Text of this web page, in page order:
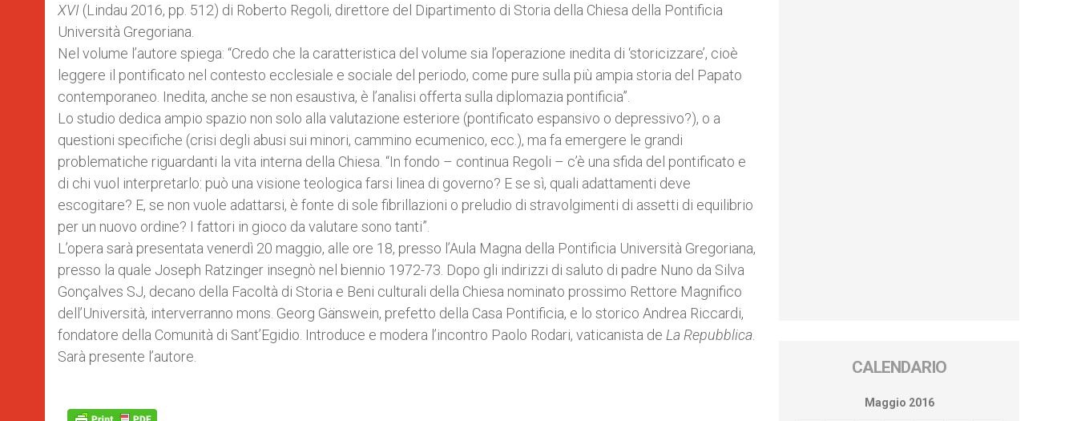
XVI (Lindau 2016, pp. 512) di Roberto Regoli, direttore del Dipartimento di Storia della Chiesa della Pontificia
Università Gregoriana.
Nel volume l’autore spiega: “Credo che la caratteristica del volume sia l’operazione inedita di ‘storicizzare’, cioè
leggere il pontificato nel contesto ecclesiale e sociale del periodo, come pure sulla più ampia storia del Papato
contemporaneo. Inedita, anche se non esaustiva, è l’analisi offerta sulla diplomazia pontificia”.
Lo studio dedica ampio spazio non solo alla valutazione esteriore (pontificato espansivo o depressivo?), o a
questioni specifiche (crisi degli abusi sui minori, cammino ecumenico, ecc.), ma fa emergere le grandi
problematiche riguardanti la vita interna della Chiesa. “In fondo – continua Regoli – c’è una sfida del pontificato e
di chi vuol interpretarlo: può una visione teologica farsi linea di governo? E se sì, quali adattamenti deve
escogitare? E, se non vuole adattarsi, è fonte di sole fibrillazioni o preludio di stravolgimenti di assetti di equilibrio
per un nuovo ordine? I fattori in gioco da valutare sono tanti”.
L’opera sarà presentata venerdì 20 maggio, alle ore 18, presso l’Aula Magna della Pontificia Università Gregoriana,
presso la quale Joseph Ratzinger insegnò nel biennio 1972-73. Dopo gli indirizzi di saluto di padre Nuno da Silva
Gonçalves SJ, decano della Facoltà di Storia e Beni culturali della Chiesa nominato prossimo Rettore Magnifico
dell’Università, interverranno mons. Georg Gänswein, prefetto della Casa Pontificia, e lo storico Andrea Riccardi,
fondatore della Comunità di Sant’Egidio. Introduce e modera l’incontro Paolo Rodari, vaticanista de La Repubblica
Sarà presente l’autore.
CALENDARIO
Maggio 2016